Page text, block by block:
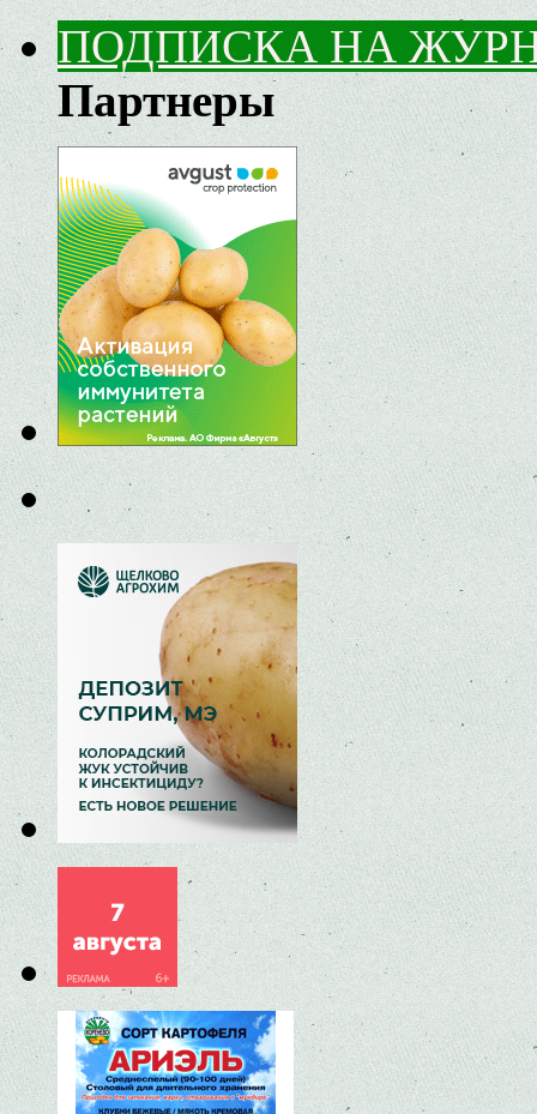
ПОДПИСКА НА
Партнеры